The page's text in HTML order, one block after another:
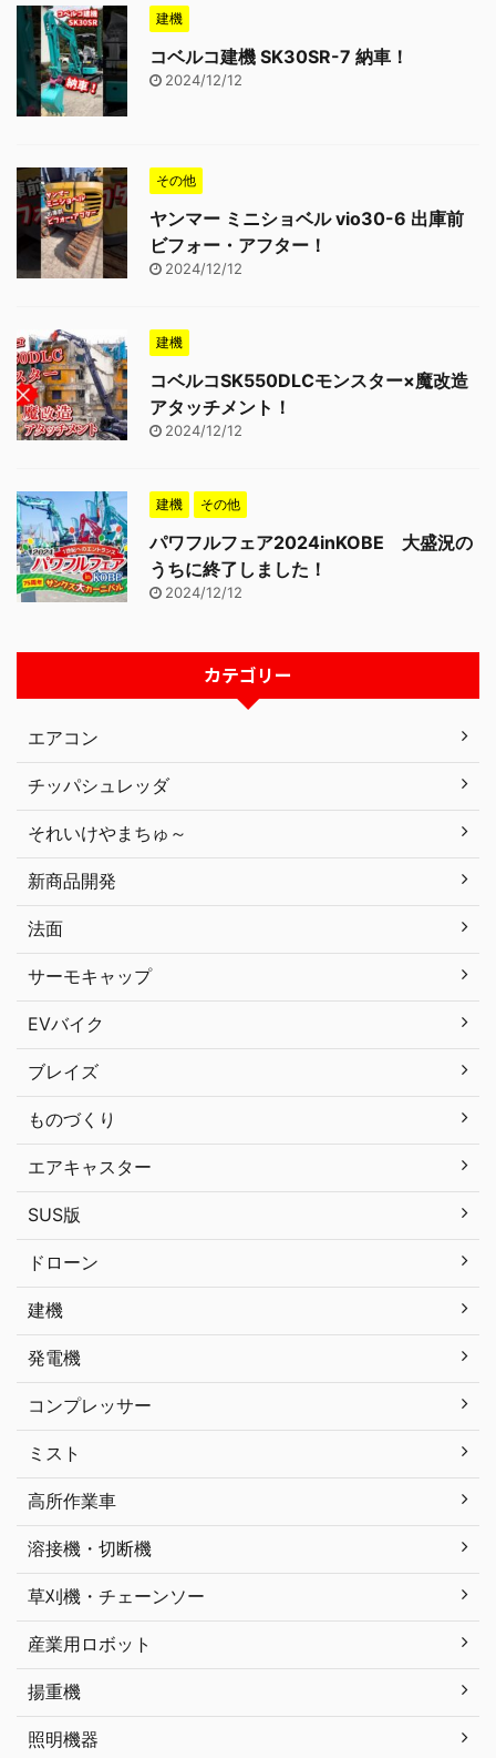
建機
コベルコ建機 SK30SR-7 納車！
2024/12/12
その他
ヤンマー ミニショベル vio30-6 出庫前
ビフォー・アフター！
2024/12/12
建機
コベルコSK550DLCモンスター×魔改造
アタッチメント！
2024/12/12
建機 その他
パワフルフェア2024inKOBE 大盛況の
うちに終了しました！
2024/12/12
カテゴリー
エアコン
チッパシュレッダ
それいけやまちゅ～
新商品開発
法面
サーモキャップ
EVバイク
ブレイズ
ものづくり
エアキャスター
SUS版
ドローン
建機
発電機
コンプレッサー
ミスト
高所作業車
溶接機・切断機
草刈機・チェーンソー
産業用ロボット
揚重機
照明機器